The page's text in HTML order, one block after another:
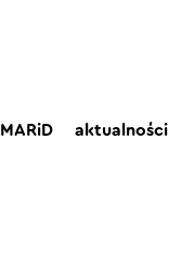
MARiD aktualności